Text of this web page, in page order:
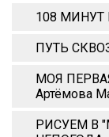
108
ПУТЬ
МОЯ
Артёмова
РИСУЕМ В